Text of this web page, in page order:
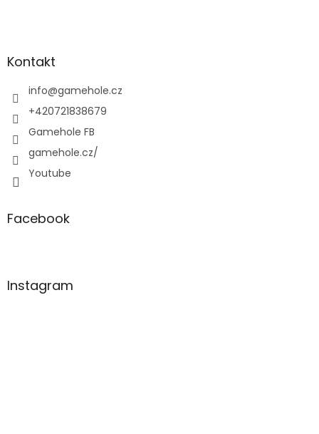
aKontakt
info@gamehole.cz
+420721838679
Gamehole FB
gamehole.cz/
Youtube
Facebook
Instagram